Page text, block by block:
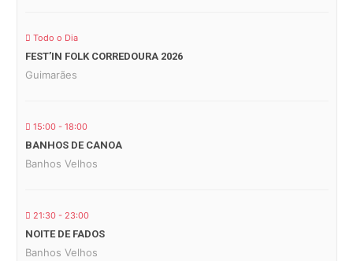
Todo o Dia
FEST’IN FOLK CORREDOURA 2026
Guimarães
15:00 - 18:00
BANHOS DE CANOA
Banhos Velhos
21:30 - 23:00
NOITE DE FADOS
Banhos Velhos